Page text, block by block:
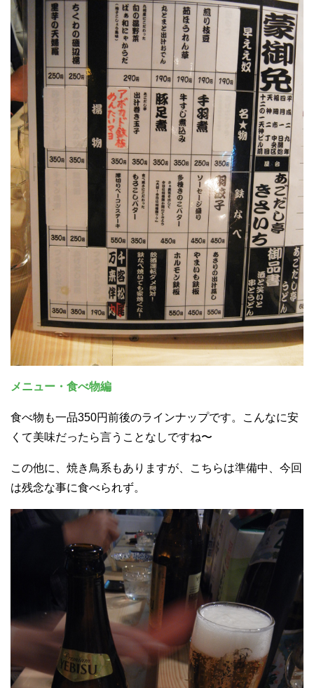
メニュー・食べ物編
食べ物も一品350円前後のラインナップです。こんなに安
くて美味だったら言うことなしですね〜
この他に、焼き鳥系もありますが、こちらは準備中、今回
は残念な事に食べられず。